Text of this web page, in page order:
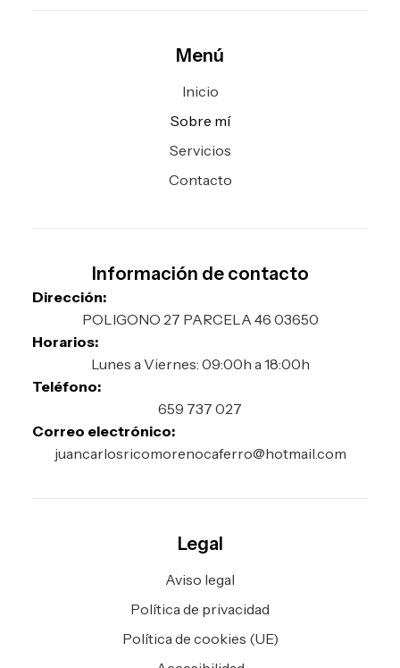
Menú
Inicio
Sobre mí
Servicios
Contacto
Información de contacto
Dirección:
POLIGONO 27 PARCELA 46 03650
Horarios:
Lunes a Viernes: 09:00h a 18:00h
Teléfono:
659 737 027
Correo electrónico:
juancarlosricomorenocaferro@hotmail.com
Legal
Aviso legal
Política de privacidad
Política de cookies (UE)